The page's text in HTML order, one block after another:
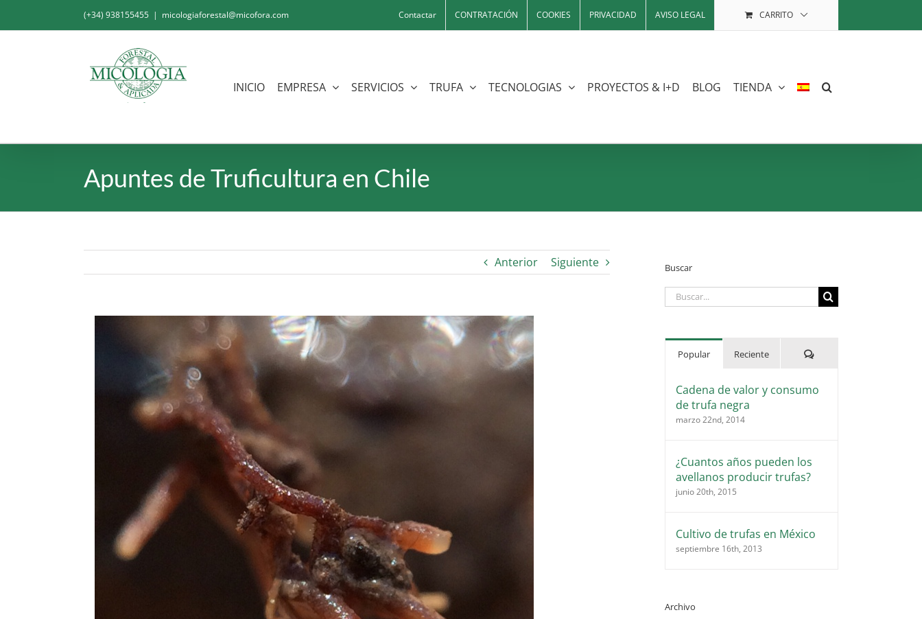
(+34) 938155455 | micologiaforestal@micofora.com Contactar CONTRATACIÓN COOKIES PRIVACIDAD AVISO LEGAL CARRITO
INICIO EMPRESA SERVICIOS TRUFA TECNOLOGIAS PROYECTOS & I+D BLOG TIENDA
Apuntes de Truficultura en Chile
Anterior Siguiente Buscar
Buscar:
Popular Reciente Comentarios
Cadena de valor y consumo
de trufa negra
marzo 22nd, 2014
¿Cuantos años pueden los
avellanos producir trufas?
junio 20th, 2015
Cultivo de trufas en México
septiembre 16th, 2013
Archivo